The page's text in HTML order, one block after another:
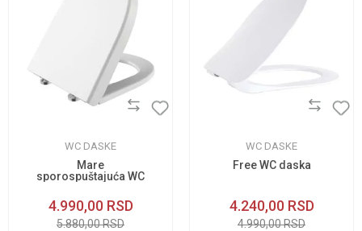
WC DASKE
Mare
sporospuštajuća WC
4.990,00 RSD
5.880,00RSD
WC DASKE
Free WC daska
4.240,00 RSD
4.990,00RSD